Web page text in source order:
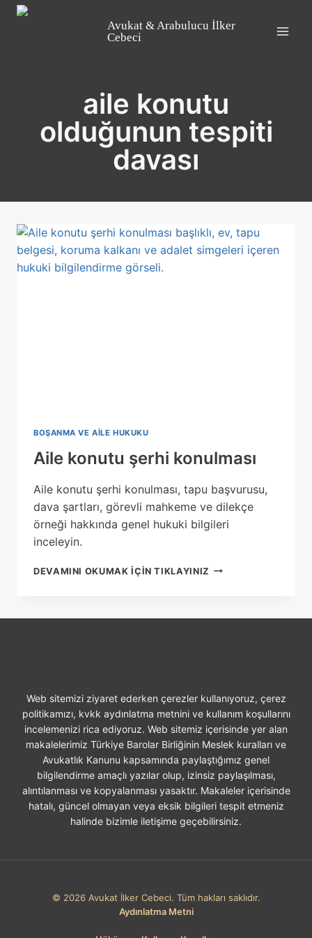
Skip
Avukat & Arabulucu İlker
Cebeci
aile konutu
olduğunun tespiti
davası
BOŞANMA VE AILE HUKUKU
Aile konutu şerhi konulması
Aile konutu şerhi konulması, tapu başvurusu,
dava şartları, görevli mahkeme ve dilekçe
örneği hakkında genel hukuki bilgileri
inceleyin.
DEVAMINI OKUMAK IÇIN TIKLAYINIZ AILE
Web sitemizi ziyaret ederken çerezler kullanıyoruz, çerez
politikamızı, kvkk aydınlatma metnini ve kullanım koşullarını
incelemenizi rica ediyoruz. Web sitemiz içerisinde yer alan
makalelerimiz Türkiye Barolar Birliğinin Meslek kuralları ve
Avukatlık Kanunu kapsamında paylaştığımız genel
bilgilendirme amaçlı yazılar olup, izinsiz paylaşılması,
alıntılanması ve kopyalanması yasaktır. Makaleler içerisinde
hatalı, güncel olmayan veya eksik bilgileri tespit etmeniz
halinde bizimle iletişime geçebilirsiniz.
© 2026 Avukat İlker Cebeci. Tüm hakları saklıdır.
Aydınlatma Metni